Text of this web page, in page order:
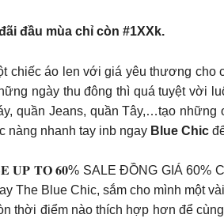
đầu mùa chỉ còn #1XXk.
chiếc áo len với giá yêu thương
ngày thu đông thì quá tuyệt vời
quần Jeans, quần Tây,…tạo
nàng nhanh tay inb ngay Blue Chic
𝟔𝟎% SALE ĐỒNG GIÁ 60%
The Blue Chic, sắm cho mình một
thời điểm nào thích hợp hơn để